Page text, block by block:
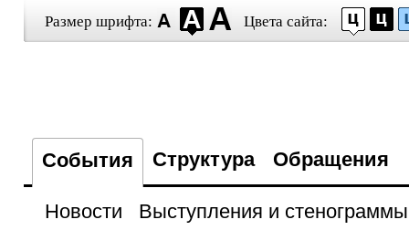
Размер шрифта: Цвета сайта:
События Структура Обращения
Новости
Выступления и стенограммы